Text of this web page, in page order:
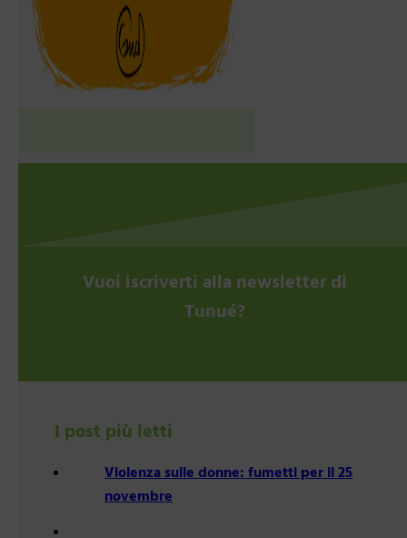
Vuoi iscriverti alla newsletter di
Tunué?
I post più letti
Violenza sulle donne: fumetti per il 25
novembre